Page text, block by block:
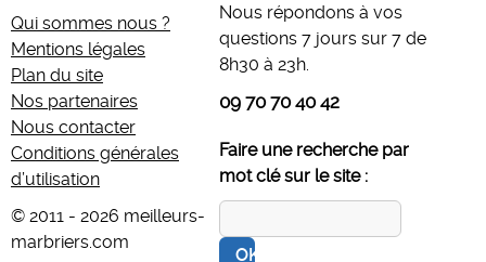
Qui sommes nous ?
Mentions légales
Plan du site
Nos partenaires
Nous contacter
Conditions générales
d’utilisation
© 2011 - 2026 meilleurs-
marbriers.com
Nous répondons à vos
questions 7 jours sur 7 de
8h30 à 23h.
09 70 70 40 42
Faire une recherche par
mot clé sur le site :